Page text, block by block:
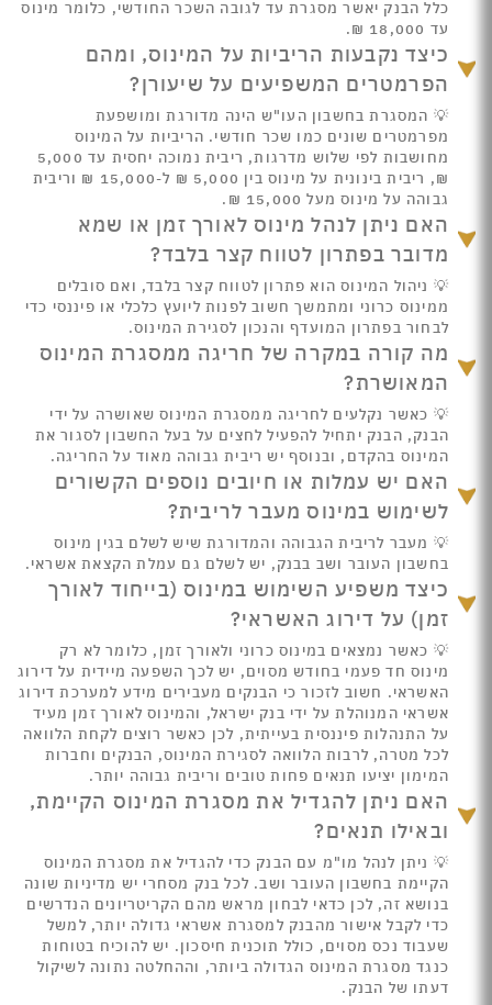
כלל הבנק יאשר מסגרת עד לגובה השכר החודשי, כלומר מינוס
עד 18,000 ₪.
כיצד נקבעות הריביות על המינוס, ומהם
הפרמטרים המשפיעים על שיעורן?
💡 המסגרת בחשבון העו"ש הינה מדורגת ומושפעת
מפרמטרים שונים כמו שכר חודשי. הריביות על המינוס
מחושבות לפי שלוש מדרגות, ריבית נמוכה יחסית עד 5,000
₪, ריבית בינונית על מינוס בין 5,000 ₪ ל-15,000 ₪ וריבית
גבוהה על מינוס מעל 15,000 ₪.
האם ניתן לנהל מינוס לאורך זמן או שמא
מדובר בפתרון לטווח קצר בלבד?
💡 ניהול המינוס הוא פתרון לטווח קצר בלבד, ואם סובלים
ממינוס כרוני ומתמשך חשוב לפנות ליועץ כלכלי או פיננסי כדי
לבחור בפתרון המועדף והנכון לסגירת המינוס.
מה קורה במקרה של חריגה ממסגרת המינוס
המאושרת?
💡 כאשר נקלעים לחריגה ממסגרת המינוס שאושרה על ידי
הבנק, הבנק יתחיל להפעיל לחצים על בעל החשבון לסגור את
המינוס בהקדם, ובנוסף יש ריבית גבוהה מאוד על החריגה.
האם יש עמלות או חיובים נוספים הקשורים
לשימוש במינוס מעבר לריבית?
💡 מעבר לריבית הגבוהה והמדורגת שיש לשלם בגין מינוס
בחשבון העובר ושב בבנק, יש לשלם גם עמלת הקצאת אשראי.
כיצד משפיע השימוש במינוס (בייחוד לאורך
זמן) על דירוג האשראי?
💡 כאשר נמצאים במינוס כרוני ולאורך זמן, כלומר לא רק
מינוס חד פעמי בחודש מסוים, יש לכך השפעה מיידית על דירוג
האשראי. חשוב לזכור כי הבנקים מעבירים מידע למערכת דירוג
אשראי המנוהלת על ידי בנק ישראל, והמינוס לאורך זמן מעיד
על התנהלות פיננסית בעייתית, לכן כאשר רוצים לקחת הלוואה
לכל מטרה, לרבות הלוואה לסגירת המינוס, הבנקים וחברות
המימון יציעו תנאים פחות טובים וריבית גבוהה יותר.
האם ניתן להגדיל את מסגרת המינוס הקיימת,
ובאילו תנאים?
💡 ניתן לנהל מו"מ עם הבנק כדי להגדיל את מסגרת המינוס
הקיימת בחשבון העובר ושב. לכל בנק מסחרי יש מדיניות שונה
בנושא זה, לכן כדאי לבחון מראש מהם הקריטריונים הנדרשים
כדי לקבל אישור מהבנק למסגרת אשראי גדולה יותר, למשל
שעבוד נכס מסוים, כולל תוכנית חיסכון. יש להוכיח בטוחות
כנגד מסגרת המינוס הגדולה ביותר, וההחלטה נתונה לשיקול
דעתו של הבנק.